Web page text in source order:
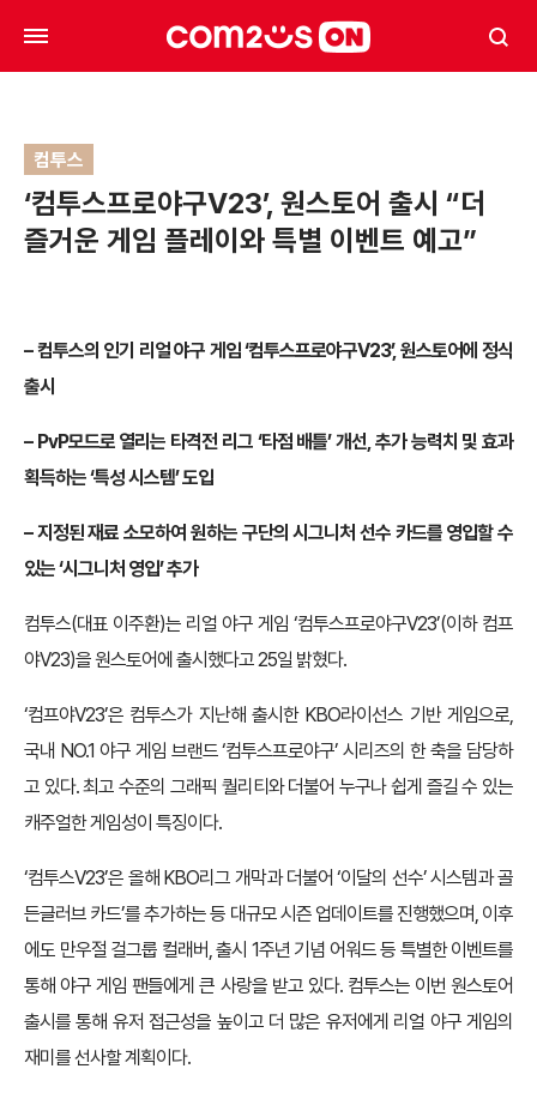
컴투스
‘컴투스프로야구V23’, 원스토어 출시 “더
즐거운 게임 플레이와 특별 이벤트 예고”
– 컴투스의 인기 리얼 야구 게임 ‘컴투스프로야구V23’, 원스토어에 정식
출시
– PvP모드로 열리는 타격전 리그 ‘타점 배틀’ 개선, 추가 능력치 및 효과
획득하는 ‘특성 시스템’ 도입
– 지정된 재료 소모하여 원하는 구단의 시그니처 선수 카드를 영입할 수
있는 ‘시그니처 영입’ 추가
컴투스(대표 이주환)는 리얼 야구 게임 ‘컴투스프로야구V23’(이하 컴프
야V23)을 원스토어에 출시했다고 25일 밝혔다.
‘컴프야V23’은 컴투스가 지난해 출시한 KBO라이선스 기반 게임으로,
국내 NO.1 야구 게임 브랜드 ‘컴투스프로야구’ 시리즈의 한 축을 담당하
고 있다. 최고 수준의 그래픽 퀄리티와 더불어 누구나 쉽게 즐길 수 있는
캐주얼한 게임성이 특징이다.
‘컴투스V23’은 올해 KBO리그 개막과 더불어 ‘이달의 선수’ 시스템과 골
든글러브 카드’를 추가하는 등 대규모 시즌 업데이트를 진행했으며, 이후
에도 만우절 걸그룹 컬래버, 출시 1주년 기념 어워드 등 특별한 이벤트를
통해 야구 게임 팬들에게 큰 사랑을 받고 있다. 컴투스는 이번 원스토어
출시를 통해 유저 접근성을 높이고 더 많은 유저에게 리얼 야구 게임의
재미를 선사할 계획이다.